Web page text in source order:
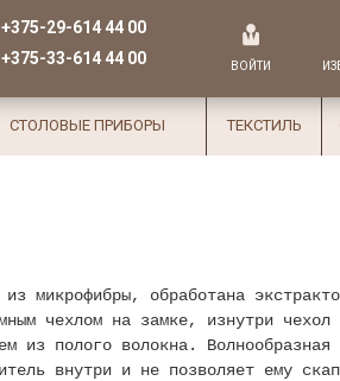
+375-29-614 44 00
+375-33-614 44 00
ВОЙТИ
СТОЛОВЫЕ ПРИБОРЫ ТЕКСТИЛЬ
микрофибры, обработана
чехлом на замке, изнутри чехол
из полого волокна. Волнообразная
внутри и не позволяет ему